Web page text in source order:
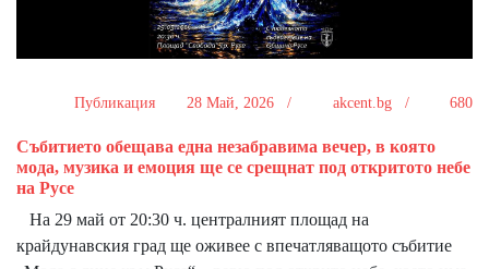
Публикация 28 Май, 2026 / akcent.bg / 680
Събитието обещава една незабравима вечер, в която
мода, музика и емоция ще се срещнат под откритото небе
на Русе
На 29 май от 20:30 ч. централният площад на
крайдунавския град ще оживее с впечатляващото събитие